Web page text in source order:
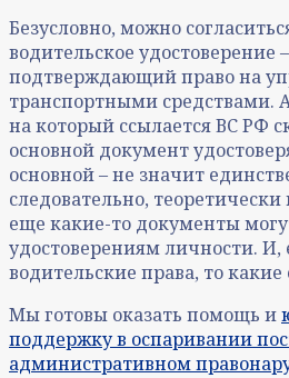
Безусловно, можно
водительское удостоверение
подтверждающий право на
транспортными средствами.
на который ссылается ВС РФ
основной документ
основной – не значит
следовательно,
еще какие-то документы
удостоверениям личности. И,
водительские права, то
Мы готовы оказать помощь и
поддержку в оспаривании
административном